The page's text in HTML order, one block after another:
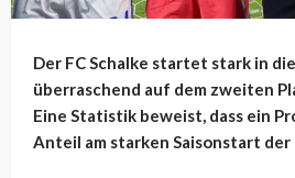
Der FC Schalke startet stark in
überraschend auf dem zweiten
Eine Statistik beweist, dass ein
Anteil am starken Saisonstart